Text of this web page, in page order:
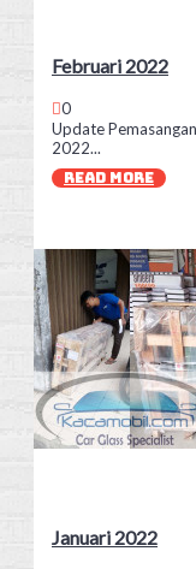
Februari 2022
0
Update
2022...
READ MORE
Januari 2022